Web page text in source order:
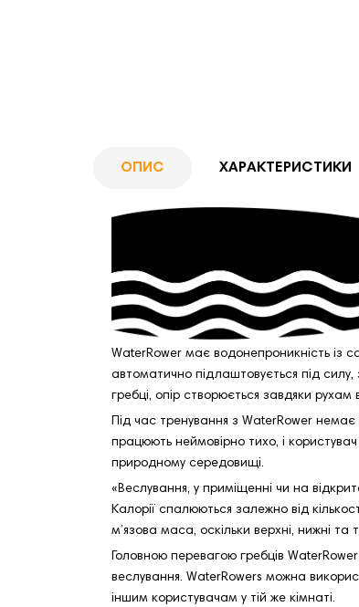
ОПИС ХАРАКТЕРИСТИКИ
WaterRower має водонепроникність із
автоматично підлаштовується під
гребці, опір створюється завдяки
Під час тренування з WaterRower
працюють неймовірно тихо, і
природному середовищі.
«Веслування, у приміщенні чи на
Калорії спалюються залежно від
м’язова маса, оскільки верхні, нижні та
Головною перевагою гребців
веслування. WaterRowers можна
іншим користувачам у тій же кімнаті.